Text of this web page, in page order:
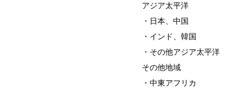
アジア太平洋
・日本、中国
・インド、韓国
・その他アジア太平洋
その他地域
・中東アフリカ